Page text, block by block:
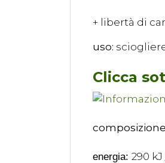
+ libertà di
uso:
Clicca
energia: 290